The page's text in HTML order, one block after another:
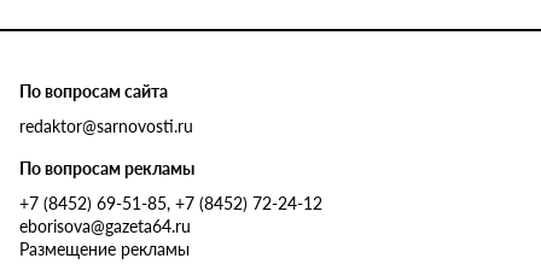
По вопросам сайта
redaktor@sarnovosti.ru
По вопросам рекламы
+7 (8452) 69-51-85, +7 (8452) 72-24-12
eborisova@gazeta64.ru
Размещение рекламы